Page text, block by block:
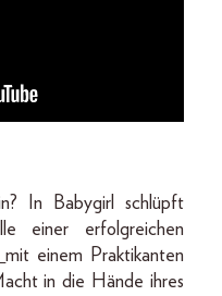
In Babygirl schlüpft
einer erfolgreichen
mit einem Praktikanten
in die Hände ihres